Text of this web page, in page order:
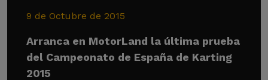
9 de Octubre de 2015
Arranca en MotorLand la última prueba
del Campeonato de España de Karting
2015